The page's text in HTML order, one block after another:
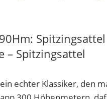
– Spitzingsattel
echter Klassiker, den